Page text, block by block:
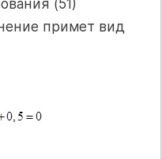
примет вид